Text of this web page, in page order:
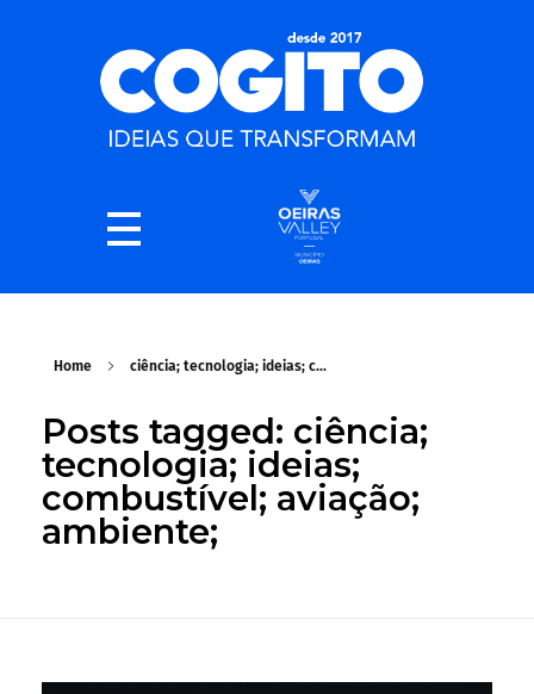
Home ciência; tecnologia; ideias; c...
Posts tagged: ciência;
tecnologia; ideias;
combustível; aviação;
ambiente;